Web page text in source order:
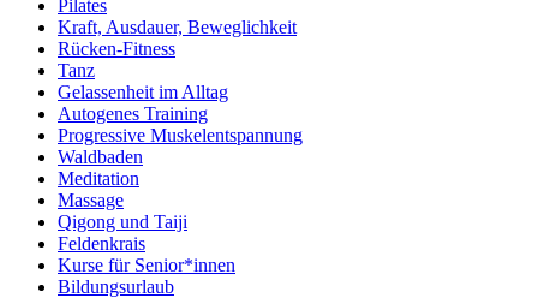
Pilates
Kraft, Ausdauer, Beweglichkeit
Rücken-Fitness
Tanz
Gelassenheit im Alltag
Autogenes Training
Progressive Muskelentspannung
Waldbaden
Meditation
Massage
Qigong und Taiji
Feldenkrais
Kurse für Senior*innen
Bildungsurlaub